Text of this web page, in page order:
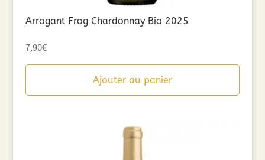
Arrogant Frog Chardonnay Bio 2025
7,90€
Ajouter au panier